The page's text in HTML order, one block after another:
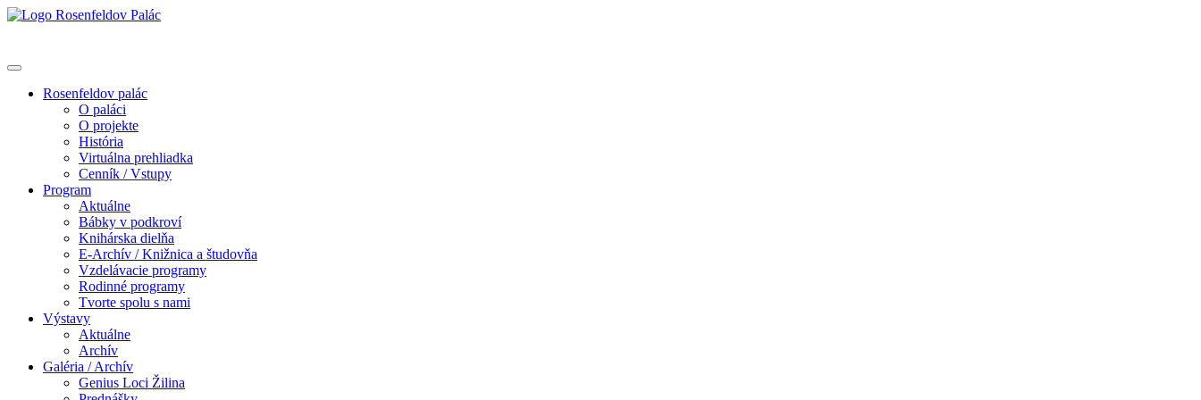
Rosenfeldov palác
O paláci
O projekte
História
Virtuálna prehliadka
Cenník / Vstupy
Program
Aktuálne
Bábky v podkroví
Knihárska dielňa
E-Archív / Knižnica a študovňa
Vzdelávacie programy
Rodinné programy
Tvorte spolu s nami
Výstavy
Aktuálne
Archív
Galéria / Archív
Genius Loci Žilina